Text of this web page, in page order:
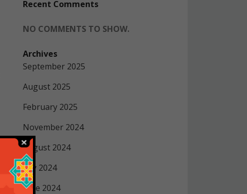
Recent Comments
NO COMMENTS TO SHOW.
Archives
September 2025
August 2025
February 2025
November 2024
August 2024
July 2024
June 2024